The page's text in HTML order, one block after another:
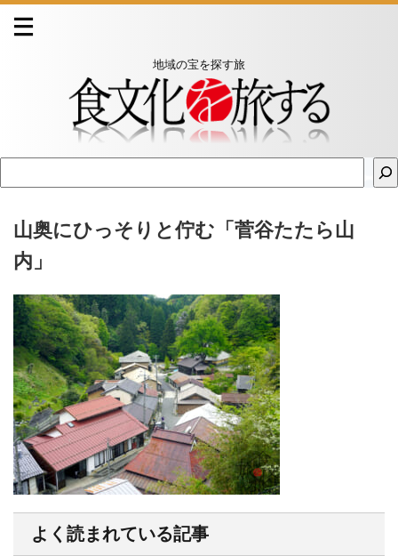
地域の宝を探す旅
山奥にひっそりと佇む「菅谷たたら山
内」
よく読まれている記事